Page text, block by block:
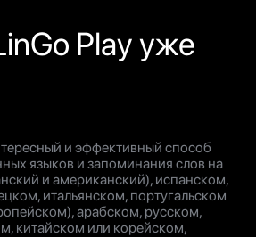
Play уже
и эффективный способ
языков и запоминания слов на
и американский), испанском,
итальянском, португальском
арабском, русском,
китайском или корейском,